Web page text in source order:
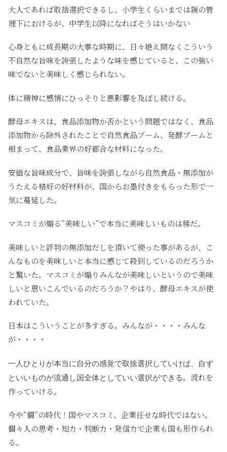
大人であれば取捨選択できるし、小学生くらいまでは親の管
理下におけるが、中学生以降になればそうはいかない
心身ともに成長期の大事な時期に、日々絶え間なくこういう
不自然な旨味を誇張したような味を感じていると、この強い
味でないと美味しく感じられない。
体に精神に感情にひっそりと悪影響を及ぼし続ける。
酵母エキスは、食品添加物か否かという問題ではなく、食品
添加物から除外されたことで自然食品ブーム、発酵ブームと
相まって、食品業界の好都合な材料になった。
安価な旨味成分で、旨味を誇張しながら自然食品・無添加が
うたえる格好の好材料が、国からお墨付きをもらった形で一
気に蔓延した。
マスコミが煽る”美味しい”で本当に美味しいものは稀だ。
美味しいと評判の無添加だしを頂いて使った事があるが、こ
んなものを美味しいと本当に感じて殺到しているのだろうか
と驚いた。マスコミが煽りみんなが美味しいというので美味
しいと思いこんでいるのだろうか？やはり、酵母エキスが使
われていた。
日本はこういうことが多すぎる。みんなが・・・・みんな
が・・・・
一人ひとりが本当に自分の感覚で取捨選択していけば、自ず
といいものが流通し国全体としていい選択ができる。流れを
作っていける。
今や”個”の時代！国やマスコミ、企業任せな時代ではない。
個々人の思考・知力・判断力・発信力で企業も国も形作られ
る。